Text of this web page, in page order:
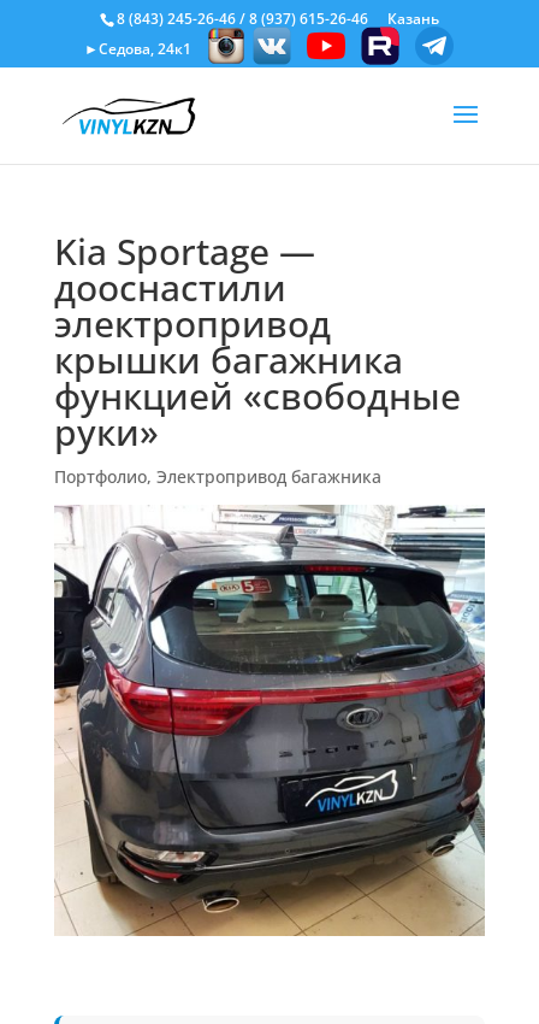
8 (843) 245-26-46/8 (937) 615-26-46
Казань
►Седова, 24к1
Kia Sportage —
дооснастили
электропривод
крышки багажника
функцией «свободные
руки»
Портфолио, Электропривод багажника